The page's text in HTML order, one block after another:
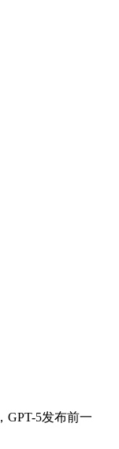
GPT-5发布前一